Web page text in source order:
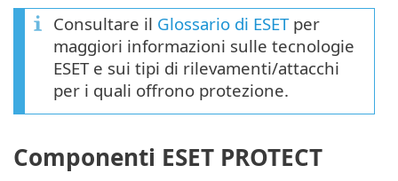
Consultare il Glossario di ESETper
maggiori informazioni sulle tecnologie
ESET e sui tipi di rilevamenti/attacchi
per i quali offrono protezione.
Componenti ESET PROTECT